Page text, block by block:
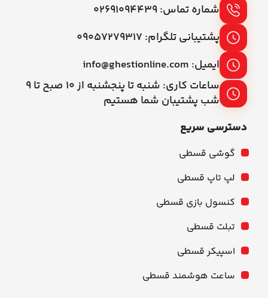
شماره تماس: ۰۲۶۹۱۰۹۴۴۳۹
پشتیبانی تلگرام: ۰۹۰۵۷۲۷۹۳۱۷
ایمیل: info@ghestionline.com
ساعات کاری: شنبه تا پنجشنبه از ۱۰ صبح تا ۹
شب پشتیبان شما هستیم
دسترسی سریع
گوشی قسطی
لپ تاپ قسطی
کنسول بازی قسطی
تبلت قسطی
اسپیکر قسطی
ساعت هوشمند قسطی